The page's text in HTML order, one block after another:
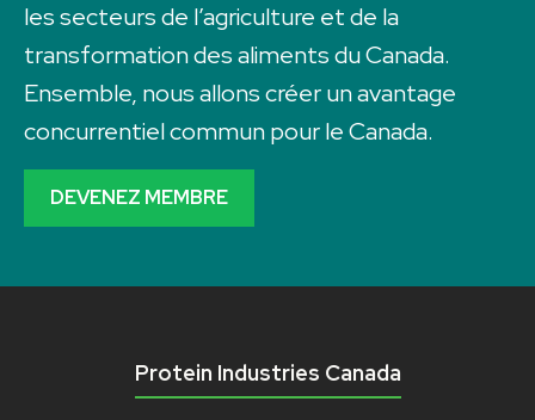
les secteurs de l’agriculture et de la
transformation des aliments du Canada.
Ensemble, nous allons créer un avantage
concurrentiel commun pour le Canada.
DEVENEZ MEMBRE
Protein Industries Canada